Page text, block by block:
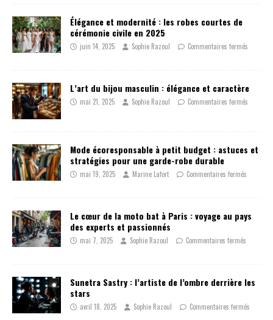
Élégance et modernité : les robes courtes de
cérémonie civile en 2025
juin 14, 2025 Sophie Razoul Commentaires fermés
L’art du bijou masculin : élégance et caractère
mai 21, 2025 Sophie Razoul Commentaires fermés
Mode écoresponsable à petit budget : astuces et
stratégies pour une garde-robe durable
mai 19, 2025 Marine Lafort Commentaires fermés
Le cœur de la moto bat à Paris : voyage au pays
des experts et passionnés
mai 7, 2025 Sophie Razoul Commentaires fermés
Sunetra Sastry : l’artiste de l’ombre derrière les
stars
avril 18, 2025 Sophie Razoul Commentaires fermés